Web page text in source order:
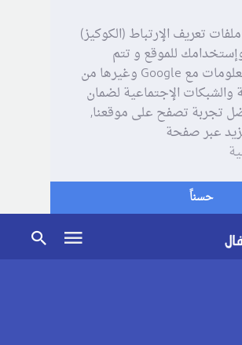
تعريف الإرتباط (الكوكيز)
للموقع و تتم
مشاركة بعض المعلومات مع Google وغيرها من
والشبكات الإجتماعية لضمان
تجربة تصفح على موقعنا,
عبر صفحة
حسناً